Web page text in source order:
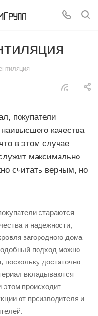
покупатели
качества
в этом случае
максимально
считать верным, но
стараются
и надежности,
загородного дома
подход можно
поскольку достаточно
вкладываются
этом происходит
от производителя и